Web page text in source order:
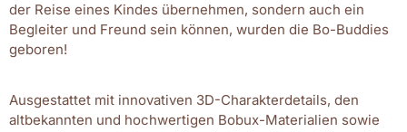
der Reise eines Kindes übernehmen, sondern auch ein
Begleiter und Freund sein können, wurden die Bo-Buddies
geboren!
Ausgestattet mit innovativen 3D-Charakterdetails, den
altbekannten und hochwertigen Bobux-Materialien sowie